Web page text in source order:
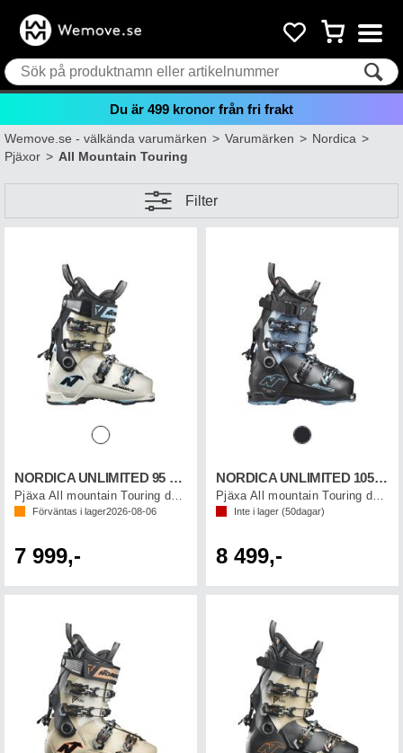
Du är 499 kronor från fri frakt
Wemove.se - välkända varumärken>Varumärken>Nordica>
Pjäxor>All Mountain Touring
Filter
NORDICA UNLIMITED 95 W DYN
Förväntas i lager2026-08-06
7 999,-
NORDICA UNLIMITED 105 W DYN
Inte i lager (50dagar)
8 499,-